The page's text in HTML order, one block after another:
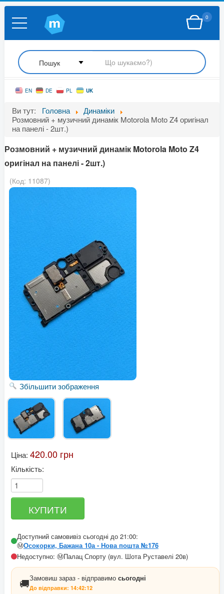
0
EN DE PL UK
Ви тут: Головна
Динаміки
Розмовний + музичний динамік Motorola Moto Z4 оригінал
на панелі - 2шт.)
Розмовний + музичний динамік Motorola Moto Z4
оригінал на панелі - 2шт.)
(Код: 11087)
Збільшити зображення
Ціна: 420.00 грн
Кількість:
Доступний самовивіз сьогодні до 21:00:
Ⓜ️Осокорки, Бажана 10а - Нова пошта №176
Недоступно: Ⓜ️Палац Спорту (вул. Шота Руставелі 20в)
🚚Замовиш зараз - відправимо сьогодні
До відправки: 14:42:12